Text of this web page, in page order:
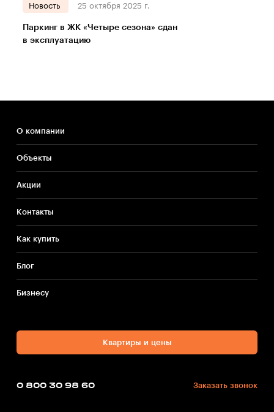
Новость 25 октября 2025 г.
Паркинг в ЖК «Четыре сезона» сдан
в эксплуатацию
О компании
Объекты
Акции
Контакты
Как купить
Блог
Бизнесу
Квартиры и цены
0 800 30 98 60 Заказать звонок